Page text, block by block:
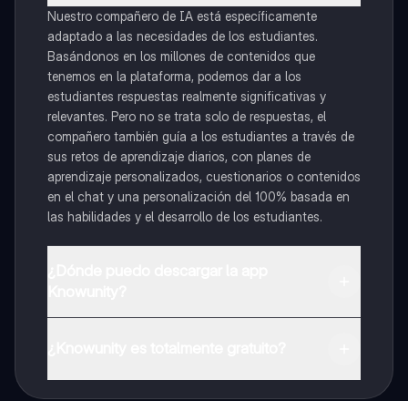
Nuestro compañero de IA está específicamente
adaptado a las necesidades de los estudiantes.
Basándonos en los millones de contenidos que
tenemos en la plataforma, podemos dar a los
estudiantes respuestas realmente significativas y
relevantes. Pero no se trata solo de respuestas, el
compañero también guía a los estudiantes a través de
sus retos de aprendizaje diarios, con planes de
aprendizaje personalizados, cuestionarios o contenidos
en el chat y una personalización del 100% basada en
las habilidades y el desarrollo de los estudiantes.